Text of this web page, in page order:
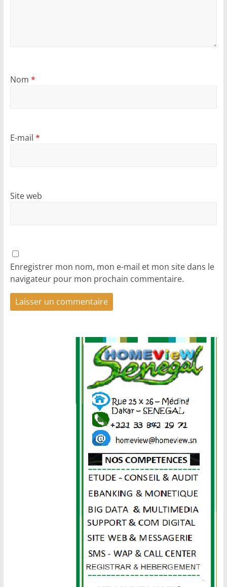
Nom *
E-mail *
Site web
Enregistrer mon nom, mon e-mail et mon site dans le
navigateur pour mon prochain commentaire.